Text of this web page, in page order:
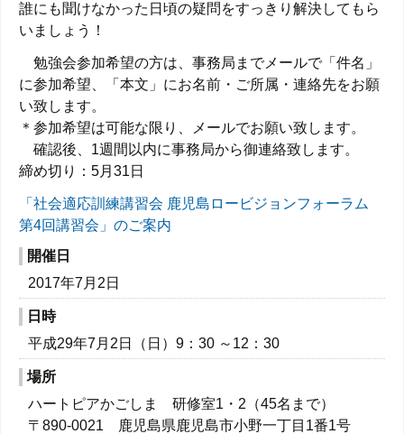
誰にも聞けなかった日頃の疑問をすっきり解決してもら
いましょう！
勉強会参加希望の方は、事務局までメールで「件名」
に参加希望、「本文」にお名前・ご所属・連絡先をお願
い致します。
＊参加希望は可能な限り、メールでお願い致します。
確認後、1週間以内に事務局から御連絡致します。
締め切り：5月31日
「社会適応訓練講習会 鹿児島ロービジョンフォーラム
第4回講習会」のご案内
開催日
2017年7月2日
日時
平成29年7月2日（日）9：30 ～12：30
場所
ハートピアかごしま 研修室1・2（45名まで）
〒890-0021 鹿児島県鹿児島市小野一丁目1番1号